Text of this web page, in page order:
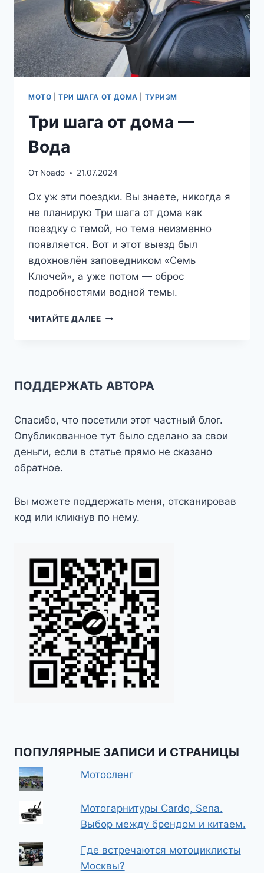
МОТО |ТРИ ШАГА ОТ ДОМА ТУРИЗМ
Три шага от дома —
Вода
От Noado 21.07.2024
Ох уж эти поездки. Вы знаете, никогда я
не планирую Три шага от дома как
поездку с темой, но тема неизменно
появляется. Вот и этот выезд был
вдохновлён заповедником «Семь
Ключей», а уже потом — оброс
подробностями водной темы.
ЧИТАЙТЕ ДАЛЕЕТРИ
ПОДДЕРЖАТЬ АВТОРА
Спасибо, что посетили этот частный блог.
Опубликованное тут было сделано за свои
деньги, если в статье прямо не сказано
обратное.
Вы можете поддержать меня, отсканировав
код или кликнув по нему.
ПОПУЛЯРНЫЕ ЗАПИСИ И СТРАНИЦЫ
Мотосленг
Мотогарнитуры Cardo, Sena.
Выбор между брендом и китаем.
Где встречаются мотоциклисты
Москвы?